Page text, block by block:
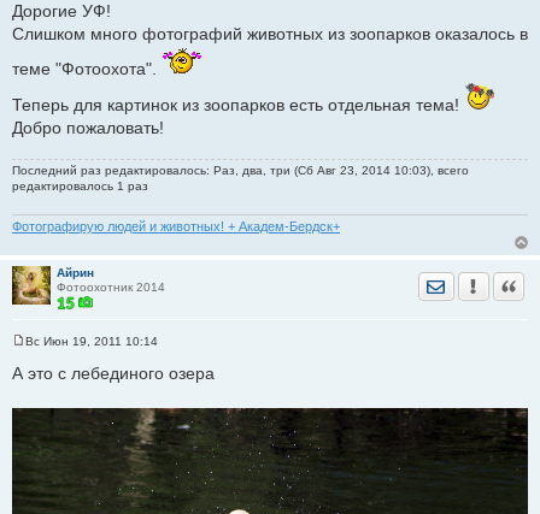
о
б
н
е
Дорогие УФ!
Слишком много фотографий животных из зоопарков оказалось в
теме "Фотоохота".
Теперь для картинок из зоопарков есть отдельная тема!
Добро пожаловать!
Последний раз редактировалось: Раз, два, три (Сб Авг 23, 2014 10:03), всего
редактировалось 1 раз
Фотографирую людей и животных! + Академ-Бердск+
Айрин
Фотоохотник 2014
Отправить
о
щ
Вс Июн 19, 2011 10:14
А это с лебединого озера